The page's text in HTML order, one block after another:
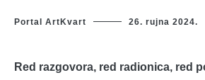
Portal ArtKvart 26. rujna 2024.
Red razgovora, red radionica, red